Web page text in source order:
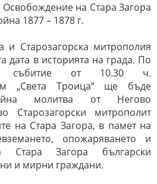
на Стара Загора
1877 – 1878 г.
и Старозагорска митрополия
дата в историята на града. По
събитие от 10.30 ч.
„Света Троица“ ще бъде
молитва от Негово
Старозагорски митрополит
на Стара Загора, в памет на
опожаряването и
Стара Загора български
и мирни граждани.